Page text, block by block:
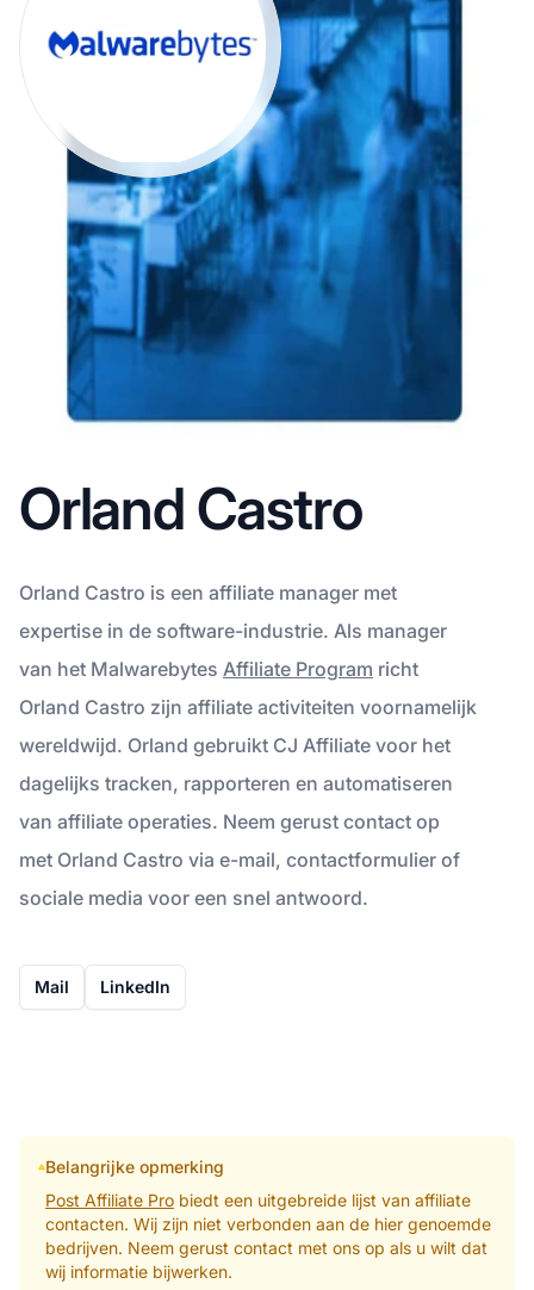
Orland Castro
Orland Castro is een affiliate manager met
expertise in de software-industrie. Als manager
van het Malwarebytes Affiliate Program richt
Orland Castro zijn affiliate activiteiten voornamelijk
wereldwijd. Orland gebruikt CJ Affiliate voor het
dagelijks tracken, rapporteren en automatiseren
van affiliate operaties. Neem gerust contact op
met Orland Castro via e-mail, contactformulier of
sociale media voor een snel antwoord.
Mail LinkedIn
Belangrijke opmerking
Post Affiliate Probiedt een uitgebreide lijst van affiliate
contacten. Wij zijn niet verbonden aan de hier genoemde
bedrijven. Neem gerust contact met ons op als u wilt dat
wij informatie bijwerken.